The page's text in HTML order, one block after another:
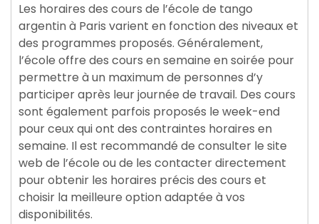
Les horaires des cours de l’école de tango
argentin à Paris varient en fonction des niveaux et
des programmes proposés. Généralement,
l’école offre des cours en semaine en soirée pour
permettre à un maximum de personnes d’y
participer après leur journée de travail. Des cours
sont également parfois proposés le week-end
pour ceux qui ont des contraintes horaires en
semaine. Il est recommandé de consulter le site
web de l’école ou de les contacter directement
pour obtenir les horaires précis des cours et
choisir la meilleure option adaptée à vos
disponibilités.